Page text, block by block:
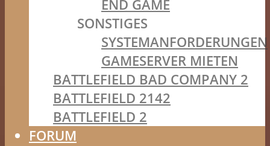
END GAME
SONSTIGES
SYSTEMANFORDERUNGEN
GAMESERVER MIETEN
BATTLEFIELD BAD COMPANY 2
BATTLEFIELD 2142
BATTLEFIELD 2
FORUM